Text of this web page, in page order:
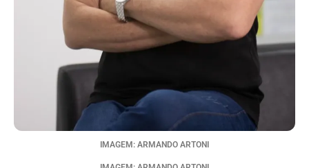
IMAGEM: ARMANDO ARTONI